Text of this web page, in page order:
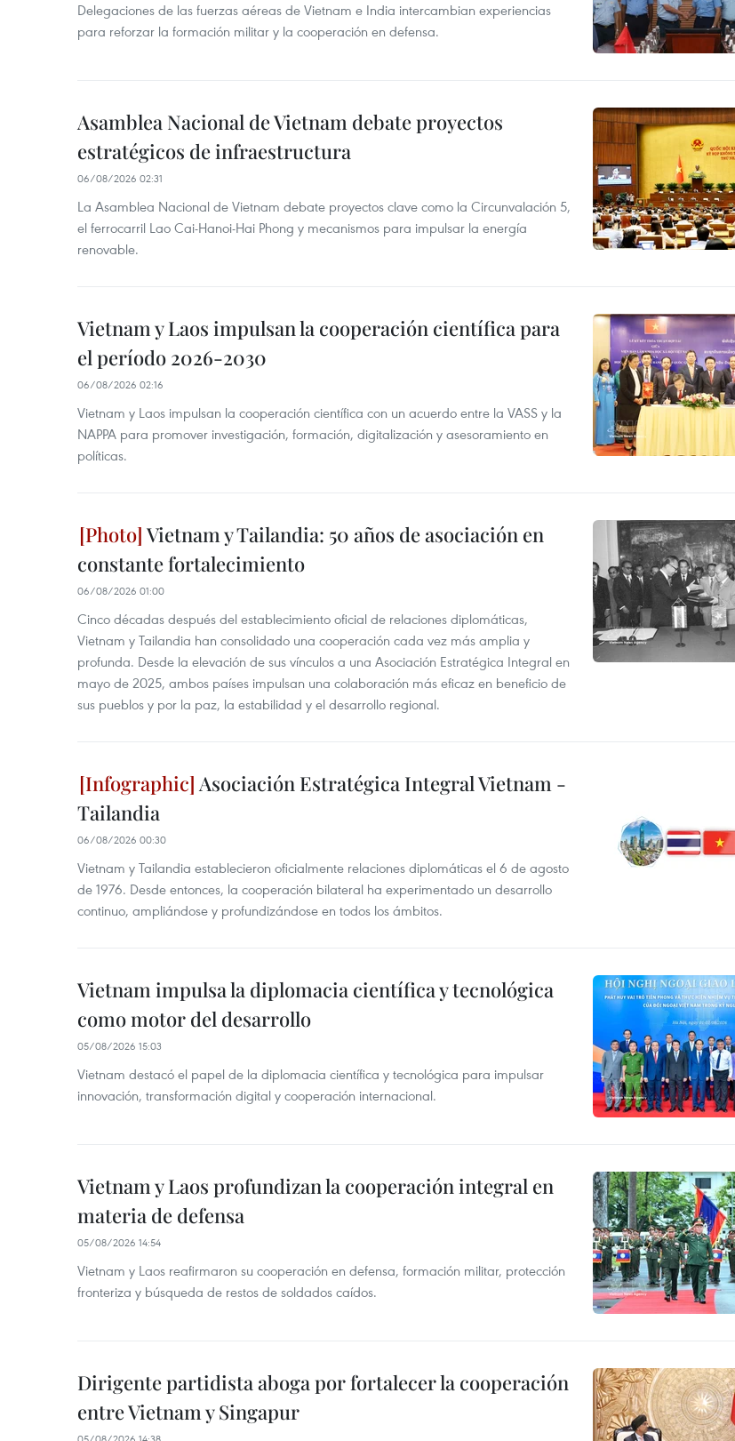
Delegaciones de las fuerzas aéreas de Vietnam e India intercambian experiencias
para reforzar la formación militar y la cooperación en defensa.
Asamblea Nacional de Vietnam debate proyectos
estratégicos de infraestructura
06/08/2026 02:31
La Asamblea Nacional de Vietnam debate proyectos clave como la Circunvalación 5,
el ferrocarril Lao Cai-Hanoi-Hai Phong y mecanismos para impulsar la energía
renovable.
Vietnam y Laos impulsan la cooperación científica para
el período 2026-2030
06/08/2026 02:16
Vietnam y Laos impulsan la cooperación científica con un acuerdo entre la VASS y la
NAPPA para promover investigación, formación, digitalización y asesoramiento en
políticas.
Vietnam y Tailandia: 50 años de asociación en
constante fortalecimiento
06/08/2026 01:00
Cinco décadas después del establecimiento oficial de relaciones diplomáticas,
Vietnam y Tailandia han consolidado una cooperación cada vez más amplia y
profunda. Desde la elevación de sus vínculos a una Asociación Estratégica Integral en
mayo de 2025, ambos países impulsan una colaboración más eficaz en beneficio de
sus pueblos y por la paz, la estabilidad y el desarrollo regional.
Asociación Estratégica Integral Vietnam -
Tailandia
06/08/2026 00:30
Vietnam y Tailandia establecieron oficialmente relaciones diplomáticas el 6 de agosto
de 1976. Desde entonces, la cooperación bilateral ha experimentado un desarrollo
continuo, ampliándose y profundizándose en todos los ámbitos.
Vietnam impulsa la diplomacia científica y tecnológica
como motor del desarrollo
05/08/2026 15:03
Vietnam destacó el papel de la diplomacia científica y tecnológica para impulsar
innovación, transformación digital y cooperación internacional.
Vietnam y Laos profundizan la cooperación integral en
materia de defensa
05/08/2026 14:54
Vietnam y Laos reafirmaron su cooperación en defensa, formación militar, protección
fronteriza y búsqueda de restos de soldados caídos.
Dirigente partidista aboga por fortalecer la cooperación
entre Vietnam y Singapur